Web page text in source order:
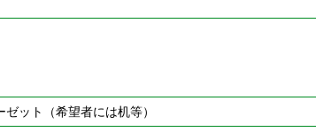
ット（希望者には机等）